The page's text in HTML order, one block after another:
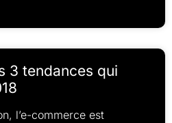
3 tendances qui
l’e-commerce est